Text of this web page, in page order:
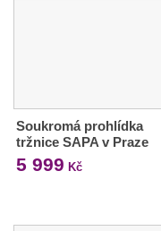
Soukromá prohlídka
tržnice SAPA v Praze
5 999 Kč